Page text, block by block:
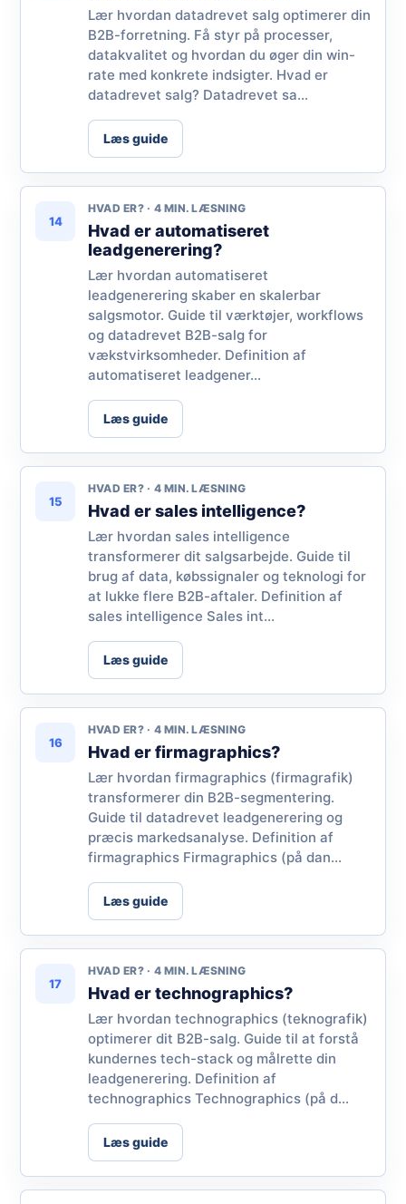
Lær hvordan datadrevet salg optimerer din
B2B-forretning. Få styr på processer,
datakvalitet og hvordan du øger din win-
rate med konkrete indsigter. Hvad er
datadrevet salg? Datadrevet sa...
Læs guide
14
HVAD ER? · 4 MIN. LÆSNING
Hvad er automatiseret
leadgenerering?
Lær hvordan automatiseret
leadgenerering skaber en skalerbar
salgsmotor. Guide til værktøjer, workflows
og datadrevet B2B-salg for
vækstvirksomheder. Definition af
automatiseret leadgener...
Læs guide
15
HVAD ER? · 4 MIN. LÆSNING
Hvad er sales intelligence?
Lær hvordan sales intelligence
transformerer dit salgsarbejde. Guide til
brug af data, købssignaler og teknologi for
at lukke flere B2B-aftaler. Definition af
sales intelligence Sales int...
Læs guide
16
HVAD ER? · 4 MIN. LÆSNING
Hvad er firmagraphics?
Lær hvordan firmagraphics (firmagrafik)
transformerer din B2B-segmentering.
Guide til datadrevet leadgenerering og
præcis markedsanalyse. Definition af
firmagraphics Firmagraphics (på dan...
Læs guide
17
HVAD ER? · 4 MIN. LÆSNING
Hvad er technographics?
Lær hvordan technographics (teknografik)
optimerer dit B2B-salg. Guide til at forstå
kundernes tech-stack og målrette din
leadgenerering. Definition af
technographics Technographics (på d...
Læs guide